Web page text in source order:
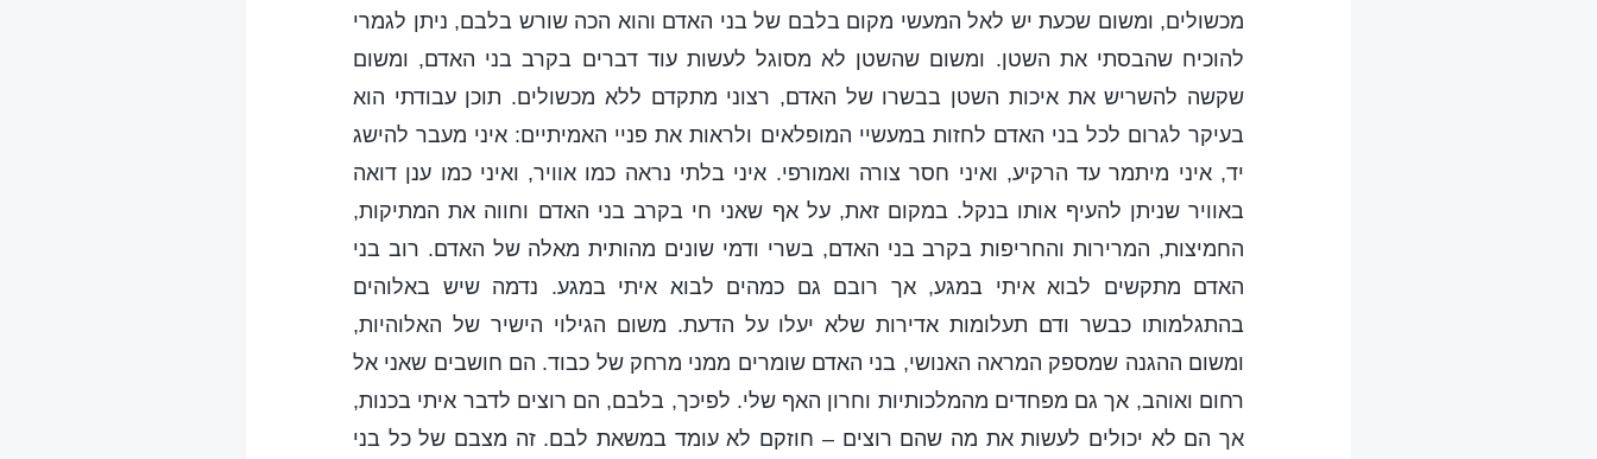
מכשולים, ומשום שכעת יש לאל המעשי מקום בלבם של בני האדם והוא הכה שורש בלבם, ניתן לגמרי
להוכיח שהבסתי את השטן. ומשום שהשטן לא מסוגל לעשות עוד דברים בקרב בני האדם, ומשום
שקשה להשריש את איכות השטן בבשרו של האדם, רצוני מתקדם ללא מכשולים. תוכן עבודתי הוא
בעיקר לגרום לכל בני האדם לחזות במעשיי המופלאים ולראות את פניי האמיתיים: איני מעבר להישג
יד, איני מיתמר עד הרקיע, ואיני חסר צורה ואמורפי. איני בלתי נראה כמו אוויר, ואיני כמו ענן דואה
באוויר שניתן להעיף אותו בנקל. במקום זאת, על אף שאני חי בקרב בני האדם וחווה את המתיקות,
החמיצות, המרירות והחריפות בקרב בני האדם, בשרי ודמי שונים מהותית מאלה של האדם. רוב בני
האדם מתקשים לבוא איתי במגע, אך רובם גם כמהים לבוא איתי במגע. נדמה שיש באלוהים
בהתגלמותו כבשר ודם תעלומות אדירות שלא יעלו על הדעת. משום הגילוי הישיר של האלוהיות,
ומשום ההגנה שמספק המראה האנושי, בני האדם שומרים ממני מרחק של כבוד. הם חושבים שאני אל
רחום ואוהב, אך גם מפחדים מהמלכותיות וחרון האף שלי. לפיכך, בלבם, הם רוצים לדבר איתי בכנות,
אך הם לא יכולים לעשות את מה שהם רוצים – חוזקם לא עומד במשאת לבם. זה מצבם של כל בני